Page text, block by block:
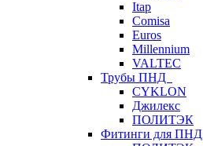
Itap
Comisa
Euros
Millennium
VALTEC
Трубы ПНД
CYKLON
Джилекс
ПОЛИТЭК
Фитинги для ПНД